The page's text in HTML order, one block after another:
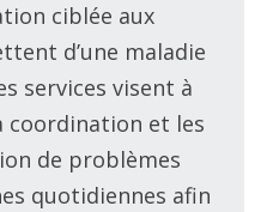
ciblée aux
d’une maladie
services visent à
coordination et les
de problèmes
quotidiennes afin